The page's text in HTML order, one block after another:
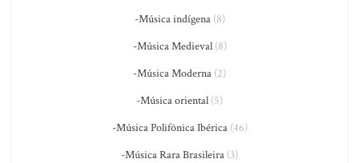
-Música indígena(8)
-Música Medieval(8)
-Música Moderna (2)
-Música oriental (5)
-Música Polifônica Ibérica(46)
-Música Rara Brasileira (3)